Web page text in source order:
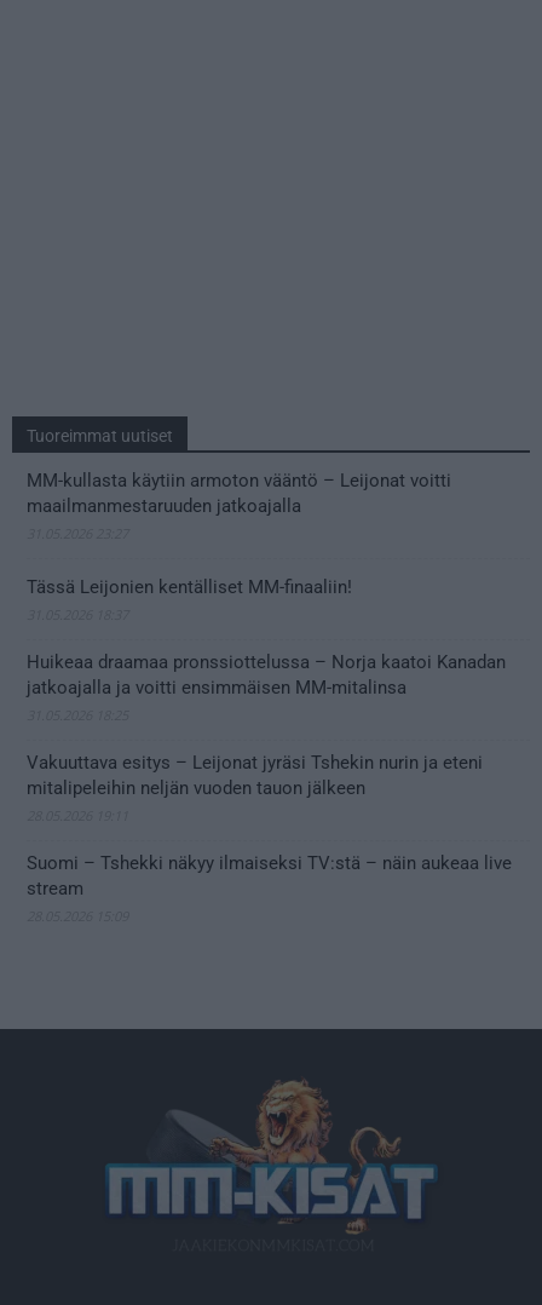
Tuoreimmat uutiset
MM-kullasta käytiin armoton vääntö – Leijonat voitti
maailmanmestaruuden jatkoajalla
Tässä Leijonien kentälliset MM-finaaliin!
Huikeaa draamaa pronssiottelussa – Norja kaatoi Kanadan
jatkoajalla ja voitti ensimmäisen MM-mitalinsa
Vakuuttava esitys – Leijonat jyräsi Tshekin nurin ja eteni
mitalipeleihin neljän vuoden tauon jälkeen
Suomi – Tshekki näkyy ilmaiseksi TV:stä – näin aukeaa live
stream